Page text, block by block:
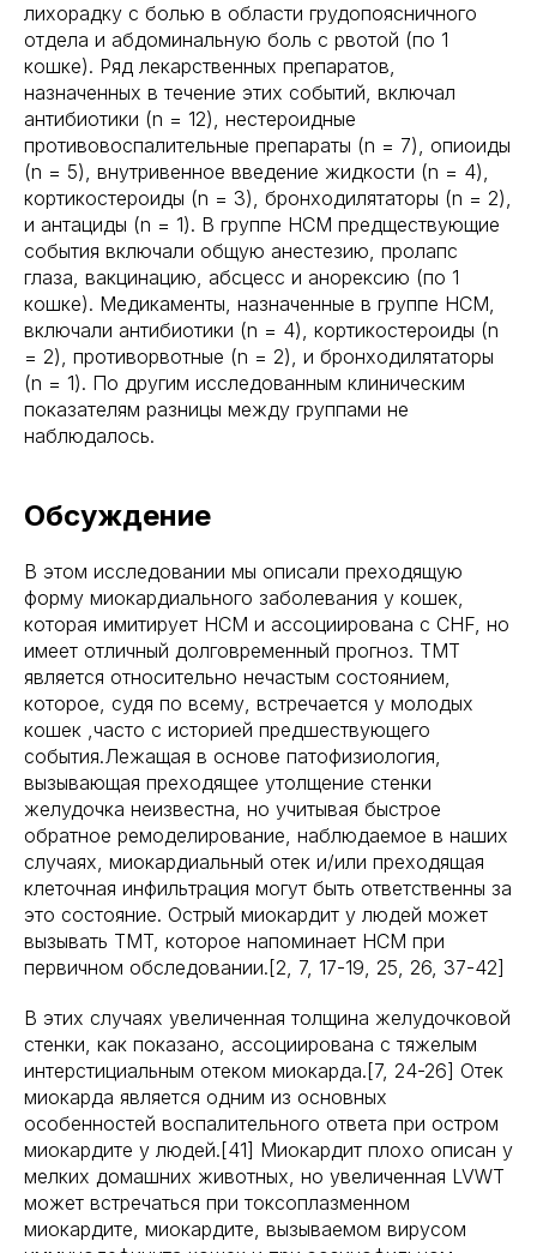
лихорадку с болью в области грудопоясничного
отдела и абдоминальную боль с рвотой (по 1
кошке). Ряд лекарственных препаратов,
назначенных в течение этих событий, включал
антибиотики (n = 12), нестероидные
противовоспалительные препараты (n = 7), опиоиды
(n = 5), внутривенное введение жидкости (n = 4),
кортикостероиды (n = 3), бронходилятаторы (n = 2),
и антациды (n = 1). В группе HCM предществующие
события включали общую анестезию, пролапс
глаза, вакцинацию, абсцесс и анорексию (по 1
кошке). Медикаменты, назначенные в группе HCM,
включали антибиотики (n = 4), кортикостероиды (n
= 2), противорвотные (n = 2), и бронходилятаторы
(n = 1). По другим исследованным клиническим
показателям разницы между группами не
наблюдалось.
Обсуждение
В этом исследовании мы описали преходящую
форму миокардиального заболевания у кошек,
которая имитирует HCM и ассоциирована с CHF, но
имеет отличный долговременный прогноз. TMT
является относительно нечастым состоянием,
которое, судя по всему, встречается у молодых
кошек ,часто с историей предшествующего
события.Лежащая в основе патофизиология,
вызывающая преходящее утолщение стенки
желудочка неизвестна, но учитывая быстрое
обратное ремоделирование, наблюдаемое в наших
случаях, миокардиальный отек и/или преходящая
клеточная инфильтрация могут быть ответственны за
это состояние. Острый миокардит у людей может
вызывать TMT, которое напоминает HCM при
первичном обследовании.[2, 7, 17-19, 25, 26, 37-42]
В этих случаях увеличенная толщина желудочковой
стенки, как показано, ассоциирована с тяжелым
интерстициальным отеком миокарда.[7, 24-26] Отек
миокарда является одним из основных
особенностей воспалительного ответа при остром
миокардите у людей.[41] Миокардит плохо описан у
мелких домашних животных, но увеличенная LVWT
может встречаться при токсоплазменном
миокардите, миокардите, вызываемом вирусом